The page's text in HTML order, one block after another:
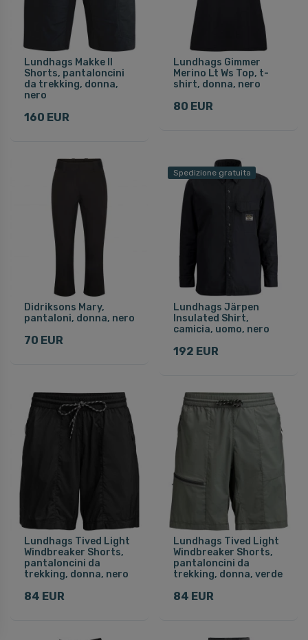
Lundhags Makke II
Shorts, pantaloncini
da trekking, donna,
nero
160 EUR
Lundhags Gimmer
Merino Lt Ws Top, t-
shirt, donna, nero
80 EUR
Didriksons Mary,
pantaloni, donna, nero
70 EUR
Spedizione gratuita
Lundhags Järpen
Insulated Shirt,
camicia, uomo, nero
192 EUR
Lundhags Tived Light
Windbreaker Shorts,
pantaloncini da
trekking, donna, nero
84 EUR
Lundhags Tived Light
Windbreaker Shorts,
pantaloncini da
trekking, donna, verde
84 EUR